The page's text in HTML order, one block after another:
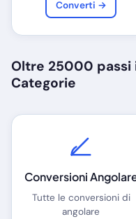
Converti →
Oltre 25000 passi
Categorie
Conversioni
Tutte le conversioni di
angolare